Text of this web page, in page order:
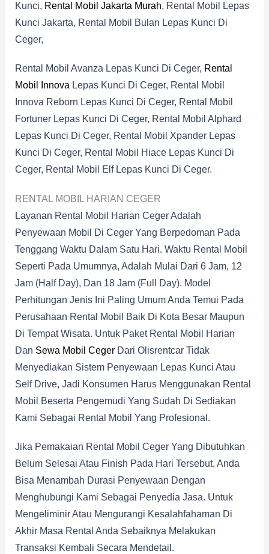
Kunci, Rental Mobil Jakarta Murah, Rental Mobil Lepas
Kunci Jakarta, Rental Mobil Bulan Lepas Kunci Di
Ceger,
Rental Mobil Avanza Lepas Kunci Di Ceger, Rental
Mobil InnovaLepas Kunci Di Ceger, Rental Mobil
Innova Reborn Lepas Kunci Di Ceger, Rental Mobil
Fortuner Lepas Kunci Di Ceger, Rental Mobil Alphard
Lepas Kunci Di Ceger, Rental Mobil Xpander Lepas
Kunci Di Ceger, Rental Mobil Hiace Lepas Kunci Di
Ceger, Rental Mobil Elf Lepas Kunci Di Ceger.
RENTAL MOBIL HARIAN CEGER
Layanan Rental Mobil Harian Ceger Adalah
Penyewaan Mobil Di Ceger Yang Berpedoman Pada
Tenggang Waktu Dalam Satu Hari. Waktu Rental Mobil
Seperti Pada Umumnya, Adalah Mulai Dari 6 Jam, 12
Jam (half Day), Dan 18 Jam (full Day). Model
Perhitungan Jenis Ini Paling Umum Anda Temui Pada
Perusahaan Rental Mobil Baik Di Kota Besar Maupun
Di Tempat Wisata. Untuk Paket Rental Mobil Harian
Dan Sewa Mobil CegerDari Olisrentcar Tidak
Menyediakan Sistem Penyewaan Lepas Kunci Atau
Self Drive, Jadi Konsumen Harus Menggunakan Rental
Mobil Beserta Pengemudi Yang Sudah Di Sediakan
Kami Sebagai Rental Mobil Yang Profesional.
Jika Pemakaian Rental Mobil Ceger Yang Dibutuhkan
Belum Selesai Atau Finish Pada Hari Tersebut, Anda
Bisa Menambah Durasi Penyewaan Dengan
Menghubungi Kami Sebagai Penyedia Jasa. Untuk
Mengeliminir Atau Mengurangi Kesalahfahaman Di
Akhir Masa Rental Anda Sebaiknya Melakukan
Transaksi Kembali Secara Mendetail.